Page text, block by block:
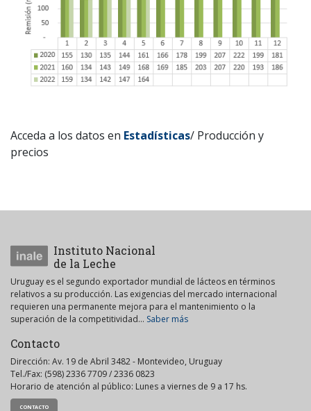
Acceda a los datos en Estadísticas/ Producción y
precios
Instituto Nacional
de la Leche
Uruguay es el segundo exportador mundial de lácteos en términos
relativos a su producción. Las exigencias del mercado internacional
requieren una permanente mejora para el mantenimiento o la
superación de la competitividad... Saber más
Contacto
Dirección: Av. 19 de Abril 3482 - Montevideo, Uruguay
Tel./Fax: (598) 2336 7709 / 2336 0823
Horario de atención al público: Lunes a viernes de 9 a 17 hs.
CONTACTO